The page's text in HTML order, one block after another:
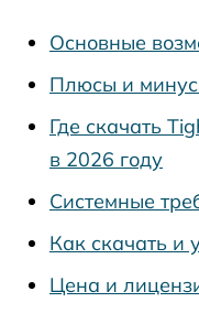
Основные
Плюсы и
Где скачать
в 2026 году
Системные
Как скачать и
Цена и